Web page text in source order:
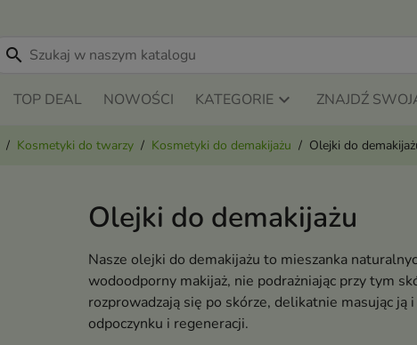
search
TOP DEAL NOWOŚCI KATEGORIE ZNAJDŹ
Kosmetyki do twarzy Kosmetyki do demakijażu Olejki do
Olejki do demakijażu
Nasze olejki do demakijażu to mieszanka
wodoodporny makijaż, nie podrażniając przy tym
rozprowadzają się po skórze, delikatnie masując ją
odpoczynku i regeneracji.